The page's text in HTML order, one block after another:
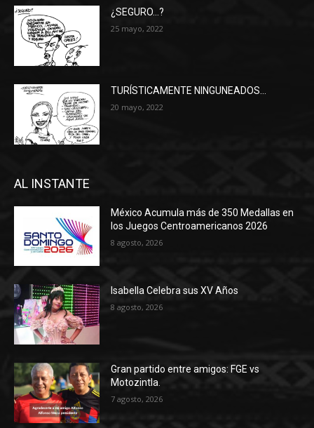
¿SEGURO…?
25 mayo, 2022
TURÍSTICAMENTE NINGUNEADOS…
20 mayo, 2022
AL INSTANTE
México Acumula más de 350 Medallas en
los Juegos Centroamericanos 2026
8 agosto, 2026
Isabella Celebra sus XV Años
8 agosto, 2026
Gran partido entre amigos: FGE vs
Motozintla.
7 agosto, 2026